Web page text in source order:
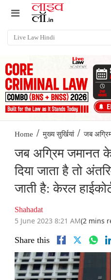
Home / मुख्य सुर्खियां / जब
जब अग्रिम जमानत
दिया जाता है तो
जाती है: केरल
Shahadat
5 June 2023 8:21 AM(2 mins
Share this